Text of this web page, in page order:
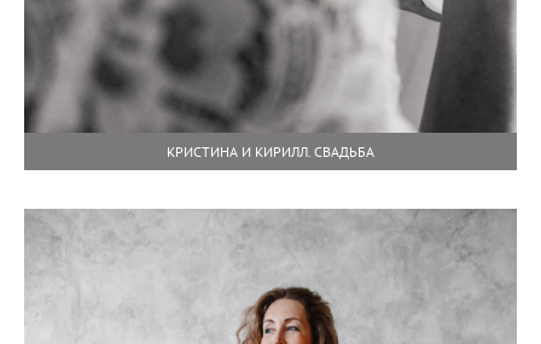
КРИСТИНА И КИРИЛЛ. СВАДЬБА